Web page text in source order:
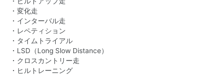
・変化走
・インターバル走
・レペティション
・タイムトライアル
・LSD（Long Slow Distance）
・クロスカントリー走
・ヒルトレーニング